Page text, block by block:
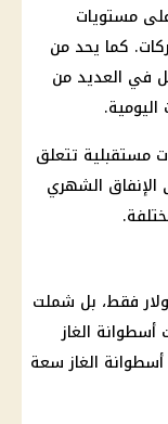
مستويات
كما يحد من
في العديد من
مستقبلية تتعلق
الإنفاق الشهري
فقط، بل شملت
أسطوانة الغاز
فيما بلغت أسطوانة الغاز سعة